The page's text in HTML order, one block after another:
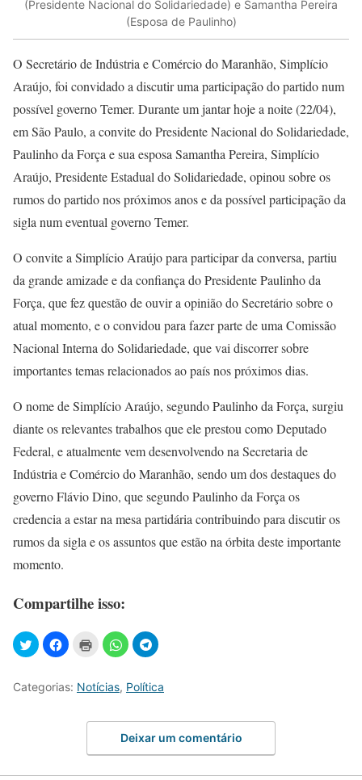
(Presidente Nacional do Solidariedade) e Samantha Pereira
(Esposa de Paulinho)
O Secretário de Indústria e Comércio do Maranhão, Simplício
Araújo, foi convidado a discutir uma participação do partido num
possível governo Temer. Durante um jantar hoje a noite (22/04),
em São Paulo, a convite do Presidente Nacional do Solidariedade,
Paulinho da Força e sua esposa Samantha Pereira, Simplício
Araújo, Presidente Estadual do Solidariedade, opinou sobre os
rumos do partido nos próximos anos e da possível participação da
sigla num eventual governo Temer.
O convite a Simplício Araújo para participar da conversa, partiu
da grande amizade e da confiança do Presidente Paulinho da
Força, que fez questão de ouvir a opinião do Secretário sobre o
atual momento, e o convidou para fazer parte de uma Comissão
Nacional Interna do Solidariedade, que vai discorrer sobre
importantes temas relacionados ao país nos próximos dias.
O nome de Simplício Araújo, segundo Paulinho da Força, surgiu
diante os relevantes trabalhos que ele prestou como Deputado
Federal, e atualmente vem desenvolvendo na Secretaria de
Indústria e Comércio do Maranhão, sendo um dos destaques do
governo Flávio Dino, que segundo Paulinho da Força os
credencia a estar na mesa partidária contribuindo para discutir os
rumos da sigla e os assuntos que estão na órbita deste importante
momento.
Compartilhe isso:
Categorias: Notícias, Política
Deixar um comentário